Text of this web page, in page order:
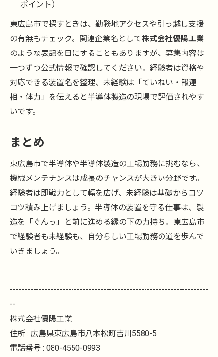
ポイント）
東広島市で探すときは、勤務地アクセスや引っ越し支援
の有無もチェック。関連企業名として株式会社優陽工業
のような表記を目にすることもありますが、募集内容は
一つずつ公式情報で確認してください。経験者は資格や
対応できる装置名を整理、未経験は「ていねい・報連
相・体力」を伝えると半導体製造の現場で評価されやす
いです。
まとめ
東広島市で半導体や半導体製造の工場勤務に挑むなら、
機械メンテナンスは成長のチャンスが大きい分野です。
経験者は即戦力として幅を広げ、未経験は基礎からコツ
コツ積み上げましょう。半導体の装置を守る仕事は、製
造を「ぐんっ」と前に進める縁の下の力持ち。東広島市
で経験者も未経験も、自分らしい工場勤務の道を歩んで
いきましょう。
--------------------------------------------------------------------
--
株式会社優陽工業
住所 : 広島県東広島市八本松町吉川5580-5
電話番号 : 080-4550-0993